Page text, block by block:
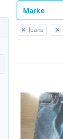
Marke
Jeans